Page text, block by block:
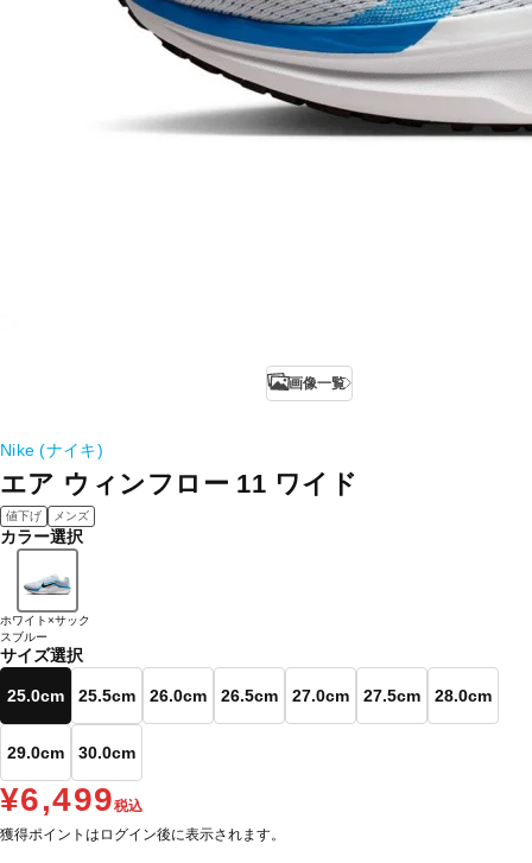
画像一覧
Nike (ナイキ)
エア ウィンフロー 11 ワイド
値下げ メンズ
カラー選択
ホワイト×サック
スブルー
サイズ選択
25.0cm 25.5cm 26.0cm 26.5cm 27.0cm 27.5cm 28.0cm
29.0cm 30.0cm
¥6,499税込
獲得ポイントはログイン後に表示されます。